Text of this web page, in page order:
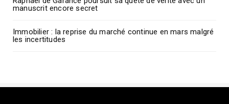
manuscrit encore secret
Immobilier : la reprise du marché continue en mars malgré
les incertitudes